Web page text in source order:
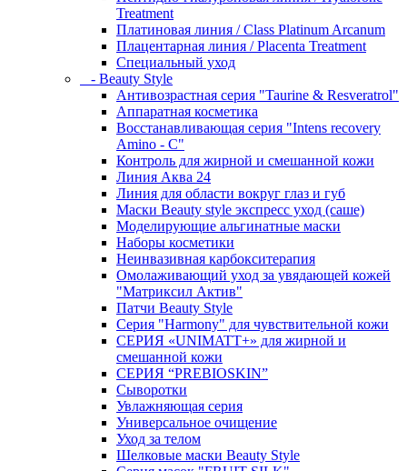
Treatment
Платиновая линия / Class Platinum Arcanum
Плацентарная линия / Placenta Treatment
Специальный уход
- Beauty Style
Антивозрастная серия "Taurine & Resveratrol"
Аппаратная косметика
Восстанавливающая серия "Intens recovery
Amino - C"
Контроль для жирной и смешанной кожи
Линия Аква 24
Линия для области вокруг глаз и губ
Маски Beauty style экспресс уход (саше)
Моделирующие альгинатные маски
Наборы косметики
Неинвазивная карбокситерапия
Омолаживающий уход за увядающей кожей
"Матриксил Актив"
Патчи Beauty Style
Серия "Harmony" для чувствительной кожи
СЕРИЯ «UNIMATT+» для жирной и
смешанной кожи
СЕРИЯ “PREBIOSKIN”
Сыворотки
Увлажняющая серия
Универсальное очищение
Уход за телом
Шелковые маски Beauty Style